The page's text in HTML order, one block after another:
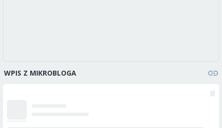
WPIS Z MIKROBLOGA